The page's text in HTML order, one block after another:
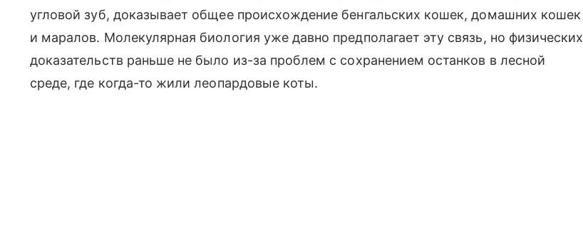
угловой зуб, доказывает общее происхождение бенгальских кошек, домашних кошек
и маралов. Молекулярная биология уже давно предполагает эту связь, но физических
доказательств раньше не было из-за проблем с сохранением останков в лесной
среде, где когда-то жили леопардовые коты.